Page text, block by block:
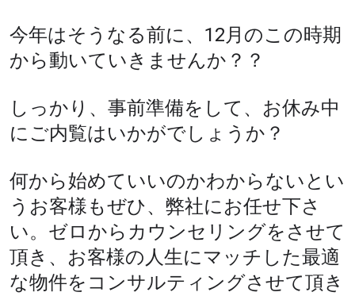
今年はそうなる前に、12月のこの時期
から動いていきませんか？？
しっかり、事前準備をして、お休み中
にご内覧はいかがでしょうか？
何から始めていいのかわからないとい
うお客様もぜひ、弊社にお任せ下さ
い。ゼロからカウンセリングをさせて
頂き、お客様の人生にマッチした最適
な物件をコンサルティングさせて頂き